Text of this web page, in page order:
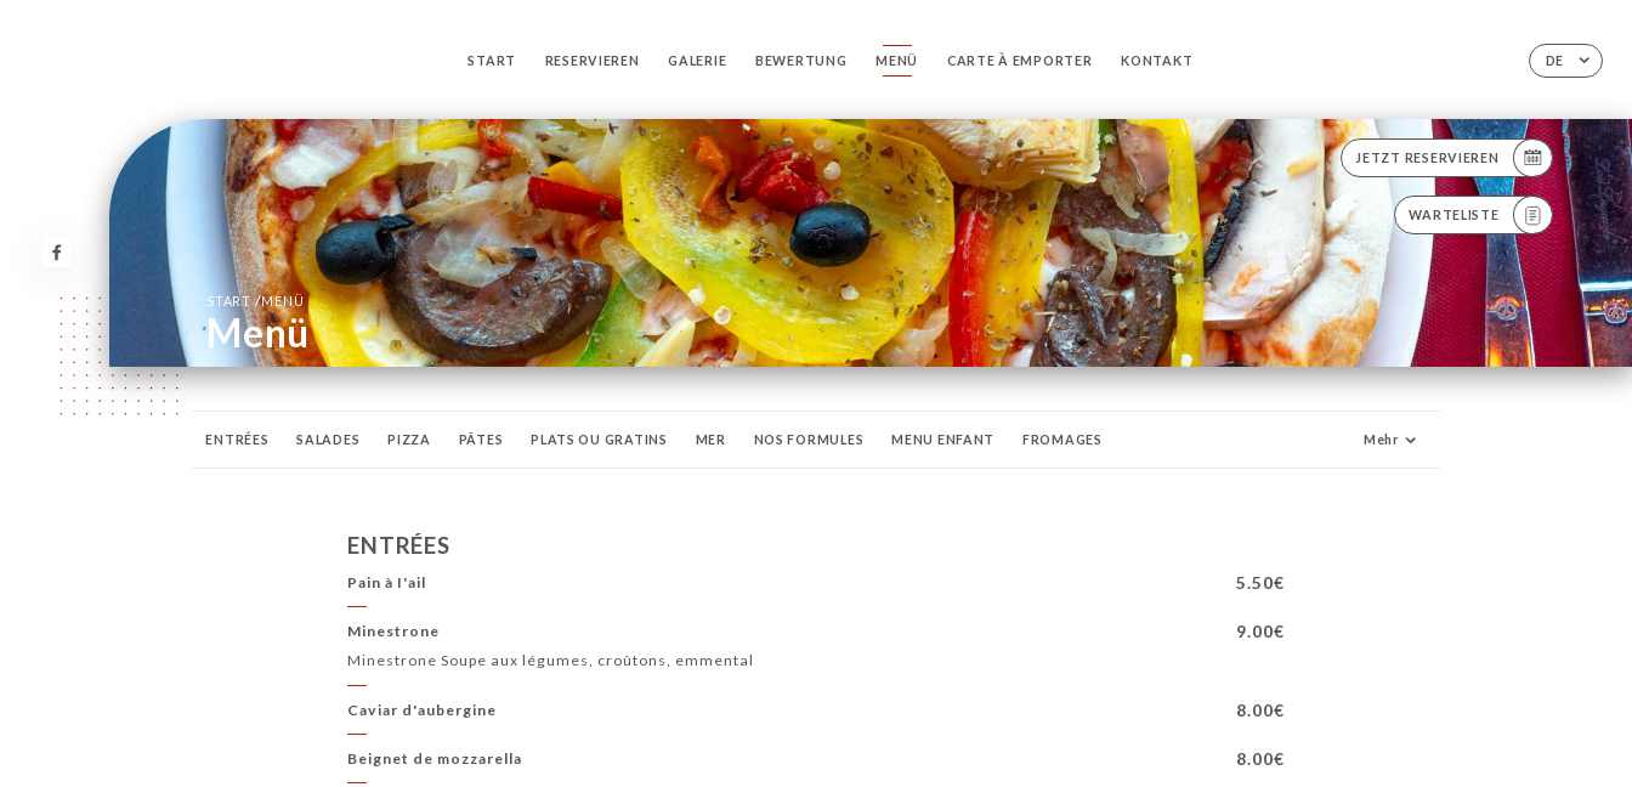
DE
START RESERVIEREN GALERIE BEWERTUNG MENÜ CARTE À EMPORTER KONTAKT
JETZT RESERVIEREN
WARTELISTE
START/MENÜ
Menü
ENTRÉES SALADES PIZZA PÂTES PLATS OU GRATINS MER NOS FORMULES MENU ENFANT FROMAGES Mehr
ENTRÉES
Pain à I'ail 5.50€
Minestrone 9.00€
Minestrone Soupe aux légumes, croûtons, emmental
Caviar d'aubergine 8.00€
Beignet de mozzarella 8.00€